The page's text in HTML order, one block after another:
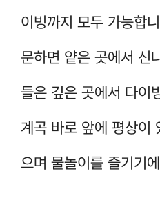
이빙까지 모두 가능합
문하면 얕은 곳에서 신
들은 깊은 곳에서 다이
계곡 바로 앞에 평상이
으며 물놀이를 즐기기